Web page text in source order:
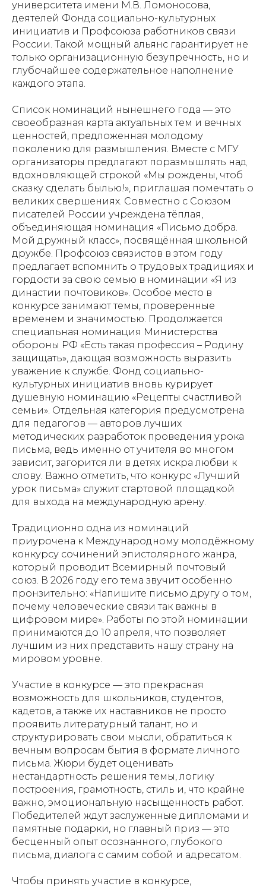
университета имени М.В. Ломоносова,
деятелей Фонда социально-культурных
инициатив и Профсоюза работников связи
России. Такой мощный альянс гарантирует не
только организационную безупречность, но и
глубочайшее содержательное наполнение
каждого этапа.
Список номинаций нынешнего года — это
своеобразная карта актуальных тем и вечных
ценностей, предложенная молодому
поколению для размышления. Вместе с МГУ
организаторы предлагают поразмышлять над
вдохновляющей строкой «Мы рождены, чтоб
сказку сделать былью!», приглашая помечтать о
великих свершениях. Совместно с Союзом
писателей России учреждена тёплая,
объединяющая номинация «Письмо добра.
Мой дружный класс», посвящённая школьной
дружбе. Профсоюз связистов в этом году
предлагает вспомнить о трудовых традициях и
гордости за свою семью в номинации «Я из
династии почтовиков». Особое место в
конкурсе занимают темы, проверенные
временем и значимостью. Продолжается
специальная номинация Министерства
обороны РФ «Есть такая профессия – Родину
защищать», дающая возможность выразить
уважение к службе. Фонд социально-
культурных инициатив вновь курирует
душевную номинацию «Рецепты счастливой
семьи». Отдельная категория предусмотрена
для педагогов — авторов лучших
методических разработок проведения урока
письма, ведь именно от учителя во многом
зависит, загорится ли в детях искра любви к
слову. Важно отметить, что конкурс «Лучший
урок письма» служит стартовой площадкой
для выхода на международную арену.
Традиционно одна из номинаций
приурочена к Международному молодёжному
конкурсу сочинений эпистолярного жанра,
который проводит Всемирный почтовый
союз. В 2026 году его тема звучит особенно
пронзительно: «Напишите письмо другу о том,
почему человеческие связи так важны в
цифровом мире». Работы по этой номинации
принимаются до 10 апреля, что позволяет
лучшим из них представить нашу страну на
мировом уровне.
Участие в конкурсе — это прекрасная
возможность для школьников, студентов,
кадетов, а также их наставников не просто
проявить литературный талант, но и
структурировать свои мысли, обратиться к
вечным вопросам бытия в формате личного
письма. Жюри будет оценивать
нестандартность решения темы, логику
построения, грамотность, стиль и, что крайне
важно, эмоциональную насыщенность работ.
Победителей ждут заслуженные дипломами и
памятные подарки, но главный приз — это
бесценный опыт осознанного, глубокого
письма, диалога с самим собой и адресатом.
Чтобы принять участие в конкурсе,